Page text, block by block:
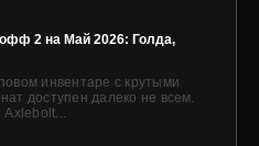
2 на Май 2026: Голда,
инвентаре с крутыми
доступен далеко не всем.
Axlebolt...